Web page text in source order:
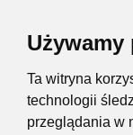
Ta witryna
technologii
przeglądania w